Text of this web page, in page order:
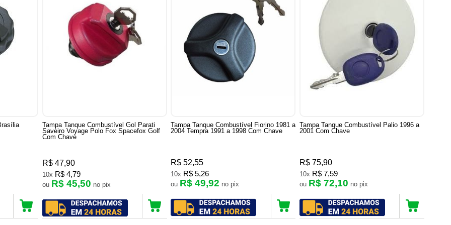
Tampa Tanque Combustível Gol Parati
Saveiro Voyage Polo Fox Spacefox Golf
Com Chave
R$ 47,90
10x R$ 4,79
ou R$ 45,50 no pix
Tampa Tanque Combustível Fiorino 1981 a
2004 Tempra 1991 a 1998 Com Chave
R$ 52,55
10x R$ 5,26
ou R$ 49,92 no pix
Tampa Tanque Combustível Palio 1996 a
2001 Com Chave
R$ 75,90
10x R$ 7,59
ou R$ 72,10 no pix